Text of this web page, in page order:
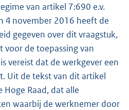
van artikel 7:690 e.v.
4 november 2016 heeft de
gegeven over dit vraagstuk,
voor de toepassing van
vereist dat de werkgever een
Uit de tekst van dit artikel
Raad, dat alle
waarbij de werknemer door